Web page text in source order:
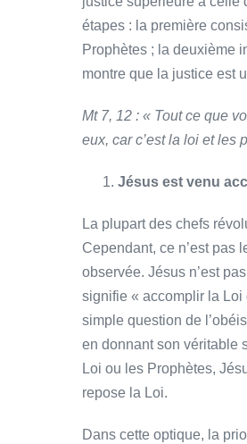
étapes : la première
Prophètes ; la deuxième
montre que la justice est
Mt 7, 12 : « Tout ce que
eux, car c’est la loi et les
Jésus est venu
La plupart des chefs
Cependant, ce n’est pas
observée. Jésus n’est
signifie « accomplir la
simple question de
en donnant son véritable
Loi ou les Prophètes,
repose la Loi.
Dans cette optique, la